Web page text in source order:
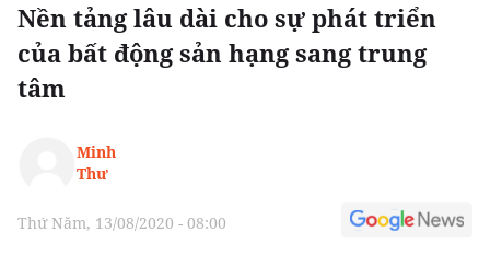
Nền tảng lâu dài cho sự phát triển
của bất động sản hạng sang trung
tâm
Minh
Thư
Thứ Năm, 13/08/2020 - 08:00